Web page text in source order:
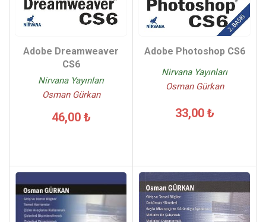
Adobe Dreamweaver
CS6
Nirvana Yayınları
Osman Gürkan
46,00 ₺
Adobe Photoshop CS6
Nirvana Yayınları
Osman Gürkan
33,00 ₺